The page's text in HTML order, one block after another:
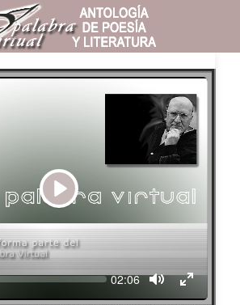
Play
Seek Current
02:06